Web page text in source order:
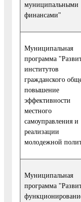
муниципальными
финансами"
Муниципальная
программа
институтов
гражданского
повышение
эффективности
местного
самоуправления и
реализации
молодежной
Муниципальная
программа